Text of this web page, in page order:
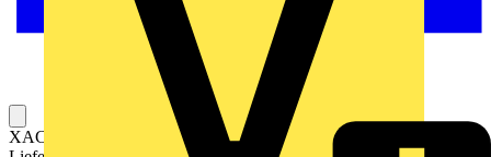
XAC A Leergehäuse. 8 vertikale Bohrungen. Befehlsstellen 8.